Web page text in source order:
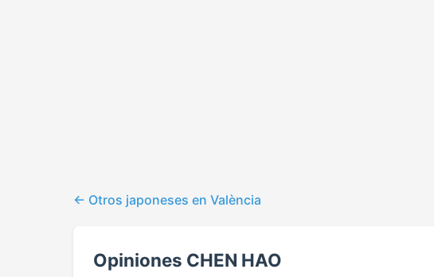
Otros japoneses en València
Opiniones CHEN HAO